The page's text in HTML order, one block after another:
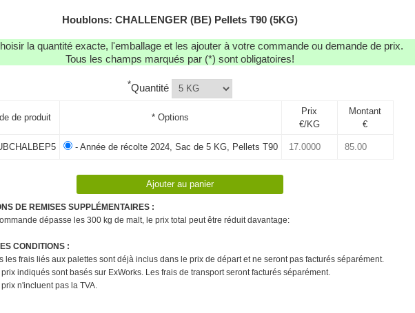
Houblons: CHALLENGER (BE) Pellets T90 (5KG)
la quantité exacte, l'emballage et les ajouter à votre commande ou demande de prix.
Tous les champs marqués par (*) sont obligatoires!
*Quantité
de produit * Options
Prix
€/KG
Montant
€
- Année de récolte 2024, Sac de 5 KG, Pellets T90
DE REMISES SUPPLÉMENTAIRES :
dépasse les 300 kg de malt, le prix total peut être réduit davantage:
CONDITIONS :
les frais liés aux palettes sont déjà inclus dans le prix de départ et ne seront pas facturés séparément.
indiqués sont basés sur ExWorks. Les frais de transport seront facturés séparément.
n'incluent pas la TVA.